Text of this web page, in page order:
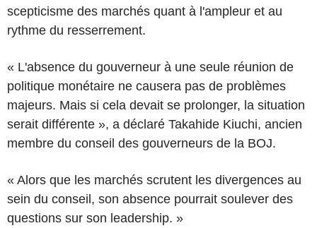
scepticisme des marchés quant à l'ampleur et au
rythme du resserrement.
« L'absence du gouverneur à une seule réunion de
politique monétaire ne causera pas de problèmes
majeurs. Mais si cela devait se prolonger, la situation
serait différente », a déclaré Takahide Kiuchi, ancien
membre du conseil des gouverneurs de la BOJ.
« Alors que les marchés scrutent les divergences au
sein du conseil, son absence pourrait soulever des
questions sur son leadership. »